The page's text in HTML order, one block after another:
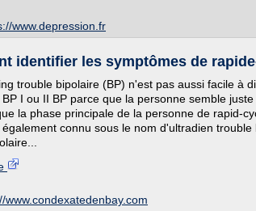
www.depression.fr
identifier les symptômes de
trouble bipolaire (BP) n'est pas aussi facile à
I ou II BP parce que la personne semble
la phase principale de la personne de rapid-
également connu sous le nom d'ultradien
www.condexatedenbay.com